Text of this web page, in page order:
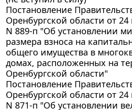
Постановление
Оренбургской области от 24
N 889-п "Об установлении
размера взноса на
общего имущества в
домах, расположенных на
Оренбургской области"
Постановление
Оренбургской области от 24
N 871-п "Об установлении